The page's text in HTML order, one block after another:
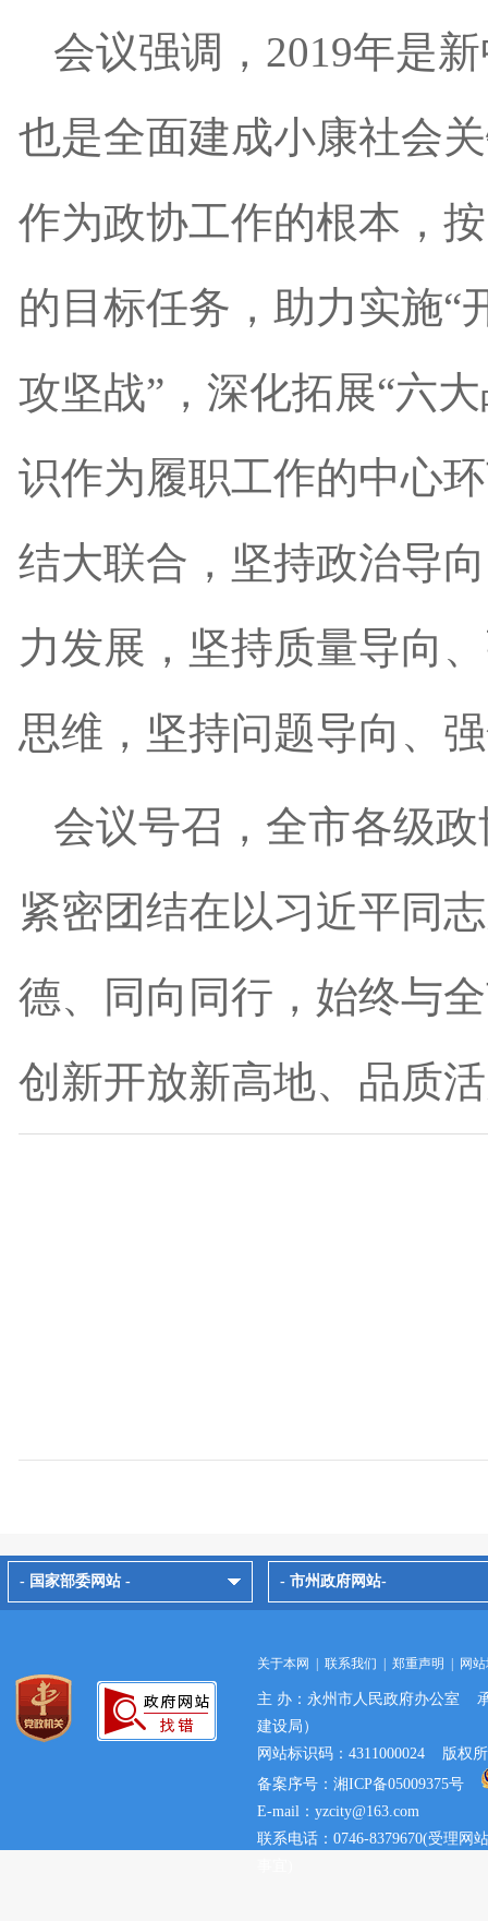
会议强调，2019年是
也是全面建成小康社会
作为政协工作的根本，
的目标任务，助力实施“
攻坚战”，深化拓展“六
识作为履职工作的中心
结大联合，坚持政治导
力发展，坚持质量导向
思维，坚持问题导向、
会议号召，全市各级
紧密团结在以习近平同
德、同向同行，始终与
创新开放新高地、品质
- 国家部委网站 - - 市州政府网站-
关于本网 联系我们 郑重声明 网
主 办：永州市人民政府办公室
建设局）
网站标识码：4311000024 版权
备案序号：湘ICP备05009375号
E-mail：yzcity@163.com
联系电话：0746-8379670(受理网